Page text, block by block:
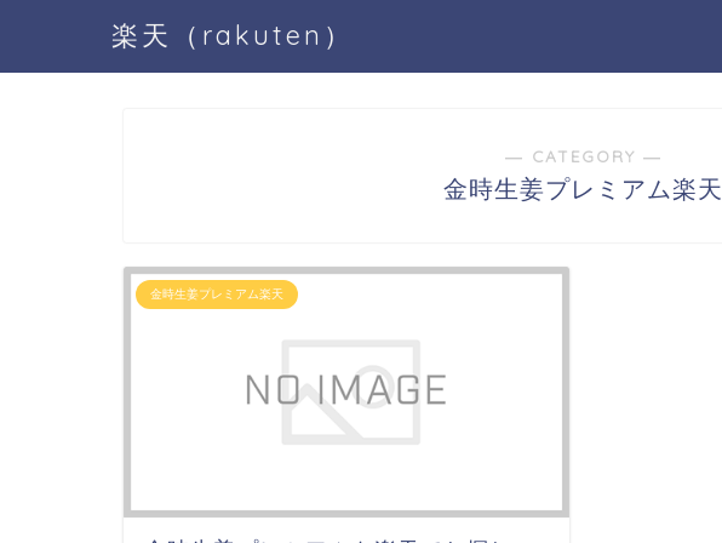
楽天（rakuten）
― CATEGORY ―
金時生姜プレミアム楽天
金時生姜プレミアム楽天